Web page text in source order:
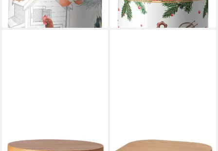
in 3-4 Werktagen bei dir 22,95 €
in 3-4 Werktagen bei dir
AMBIENTE®
KELA